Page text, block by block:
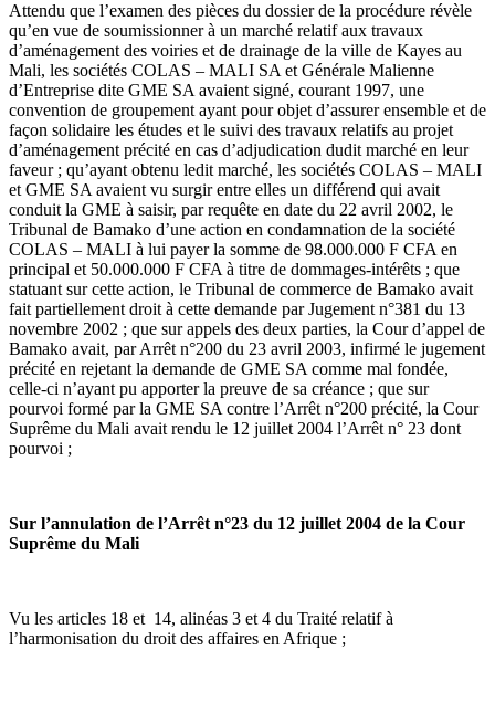
Attendu que l’examen des pièces du dossier de la procédure révèle
qu’en vue de soumissionner à un marché relatif aux travaux
d’aménagement des voiries et de drainage de la ville de Kayes au
Mali, les sociétés COLAS – MALI SA et Générale Malienne
d’Entreprise dite GME SA avaient signé, courant 1997, une
convention de groupement ayant pour objet d’assurer ensemble et de
façon solidaire les études et le suivi des travaux relatifs au projet
d’aménagement précité en cas d’adjudication dudit marché en leur
faveur ; qu’ayant obtenu ledit marché, les sociétés COLAS – MALI
et GME SA avaient vu surgir entre elles un différend qui avait
conduit la GME à saisir, par requête en date du 22 avril 2002, le
Tribunal de Bamako d’une action en condamnation de la société
COLAS – MALI à lui payer la somme de 98.000.000 F CFA en
principal et 50.000.000 F CFA à titre de dommages-intérêts ; que
statuant sur cette action, le Tribunal de commerce de Bamako avait
fait partiellement droit à cette demande par Jugement n°381 du 13
novembre 2002 ; que sur appels des deux parties, la Cour d’appel de
Bamako avait, par Arrêt n°200 du 23 avril 2003, infirmé le jugement
précité en rejetant la demande de GME SA comme mal fondée,
celle-ci n’ayant pu apporter la preuve de sa créance ; que sur
pourvoi formé par la GME SA contre l’Arrêt n°200 précité, la Cour
Suprême du Mali avait rendu le 12 juillet 2004 l’Arrêt n° 23 dont
pourvoi ;
Sur l’annulation de l’Arrêt n°23 du 12 juillet 2004 de la Cour
Suprême du Mali
Vu les articles 18 et 14, alinéas 3 et 4 du Traité relatif à
l’harmonisation du droit des affaires en Afrique ;